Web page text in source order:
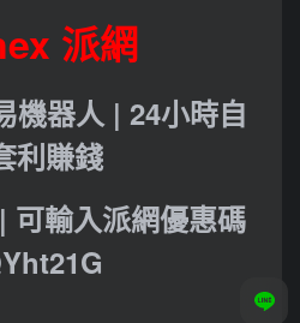
派網
機器人 | 24小時自
利賺錢
可輸入派網優惠碼